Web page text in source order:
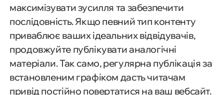
максимізувати зусилля та забезпечити
послідовність. Якщо певний тип контенту
приваблює ваших ідеальних відвідувачів,
продовжуйте публікувати аналогічні
матеріали. Так само, регулярна публікація за
встановленим графіком дасть читачам
привід постійно повертатися на ваш вебсайт.